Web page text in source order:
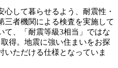
心して暮らせるよう、耐震性・
三者機関による検査を実施して
て、「耐震等級3相当」ではな
得。地震に強い住まいをお探
いただける仕様となっていま